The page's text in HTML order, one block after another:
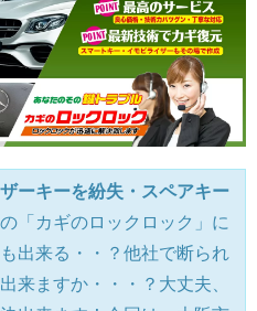
ーキーを紛失・スペアキー
「カギのロックロック」に
出来る・・？他社で断られ
来ますか・・・？大丈夫、